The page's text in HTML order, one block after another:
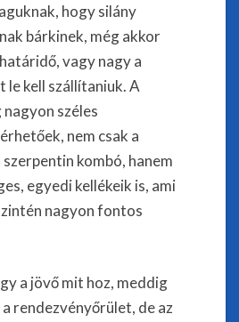
hogy silány
bárkinek, még akkor
vagy nagy a
le kell szállítaniuk. A
széles
nem csak a
kombó, hanem
egyedi kellékeik is, ami
nagyon fontos
a jövő mit hoz, meddig
rendezvényőrület, de az